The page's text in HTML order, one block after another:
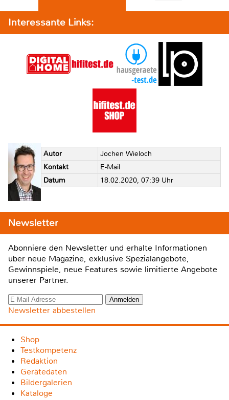
Interessante Links:
Autor
Jochen Wieloch
Kontakt
E-Mail
Datum
18.02.2020, 07:39 Uhr
Newsletter
Abonniere den Newsletter und erhalte Informationen
über neue Magazine, exklusive Spezialangebote,
Gewinnspiele, neue Features sowie limitierte Angebote
unserer Partner.
Newsletter abbestellen
Shop
Testkompetenz
Redaktion
Gerätedaten
Bildergalerien
Kataloge